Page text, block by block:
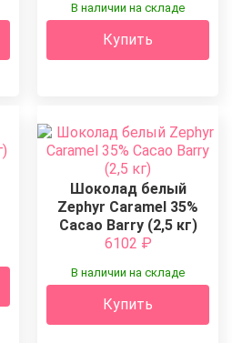
В наличии на складе
Купить
Шоколад белый
Zephyr Caramel 35%
Cacao Barry (2,5 кг)
6102 ₽
В наличии на складе
Купить